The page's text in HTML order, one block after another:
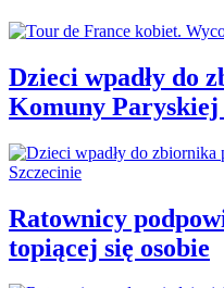
Dzieci wpadły do
Komuny Paryskiej
Ratownicy
topiącej się osobie